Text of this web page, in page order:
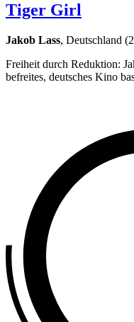
Tiger Girl
Jakob Lass, Deutschland
Freiheit durch Reduktion:
befreites, deutsches Kino